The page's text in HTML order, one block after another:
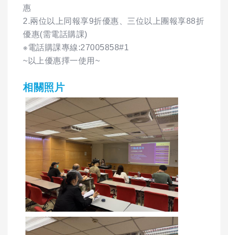
惠
2.兩位以上同報享9折優惠、三位以上團報享88折
優惠(需電話購課)
※電話購課專線:27005858#1
~以上優惠擇一使用~
相關照片